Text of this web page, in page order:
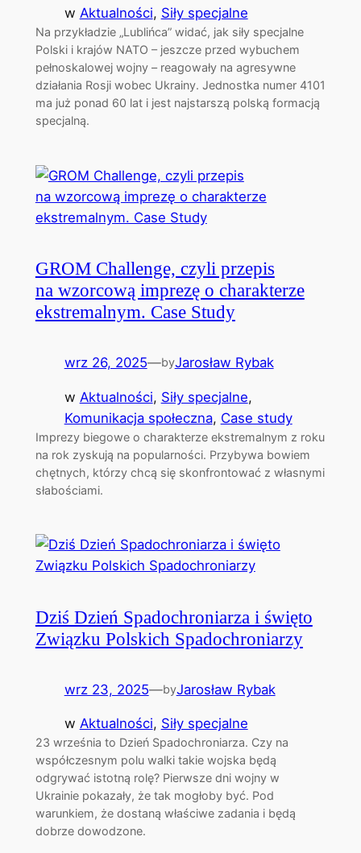
w Aktualności, Siły specjalne
Na przykładzie „Lublińca” widać, jak siły specjalne
Polski i krajów NATO – jeszcze przed wybuchem
pełnoskalowej wojny – reagowały na agresywne
działania Rosji wobec Ukrainy. Jednostka numer 4101
ma już ponad 60 lat i jest najstarszą polską formacją
specjalną.
GROM Challenge, czyli przepis
na wzorcową imprezę o charakterze
ekstremalnym. Case Study
wrz 26, 2025—byJarosław Rybak
w Aktualności, Siły specjalne
Komunikacja społeczna, Case study
Imprezy biegowe o charakterze ekstremalnym z roku
na rok zyskują na popularności. Przybywa bowiem
chętnych, którzy chcą się skonfrontować z własnymi
słabościami.
Dziś Dzień Spadochroniarza i święto
Związku Polskich Spadochroniarzy
wrz 23, 2025—byJarosław Rybak
w Aktualności, Siły specjalne
23 września to Dzień Spadochroniarza. Czy na
współczesnym polu walki takie wojska będą
odgrywać istotną rolę? Pierwsze dni wojny w
Ukrainie pokazały, że tak mogłoby być. Pod
warunkiem, że dostaną właściwe zadania i będą
dobrze dowodzone.